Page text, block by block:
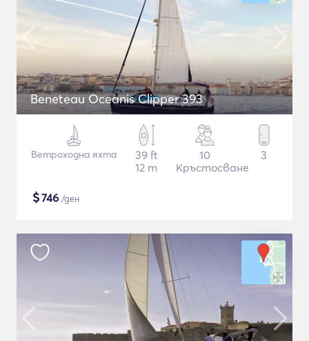
Beneteau Oceanis Clipper 393
Ветроходна яхта
39 ft
12 m
10
Кръстосване
3
$746 /ден